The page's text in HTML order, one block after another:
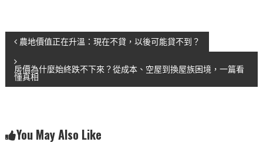
b
o
o
A
p
p
文
章
覽
農地價值正在升溫：現在不貸，以後可能貸不到？
房價為什麼始終跌不下來？從成本、空屋到換屋族困境，一篇看
懂真相
You May Also Like